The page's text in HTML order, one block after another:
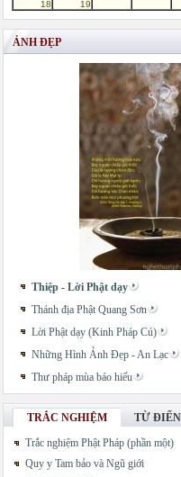
18 19
ẢNH ĐẸP
Thiệp - Lời Phật dạy
Thánh địa Phật Quang Sơn
Lời Phật dạy (Kinh Pháp Cú)
Những Hình Ảnh Đẹp - An Lạc
Thư pháp mùa báo hiếu
TRẮC NGHIỆM
TỪ ĐIỂN
Trắc nghiệm Phật Pháp (phần một)
Quy y Tam bảo và Ngũ giới